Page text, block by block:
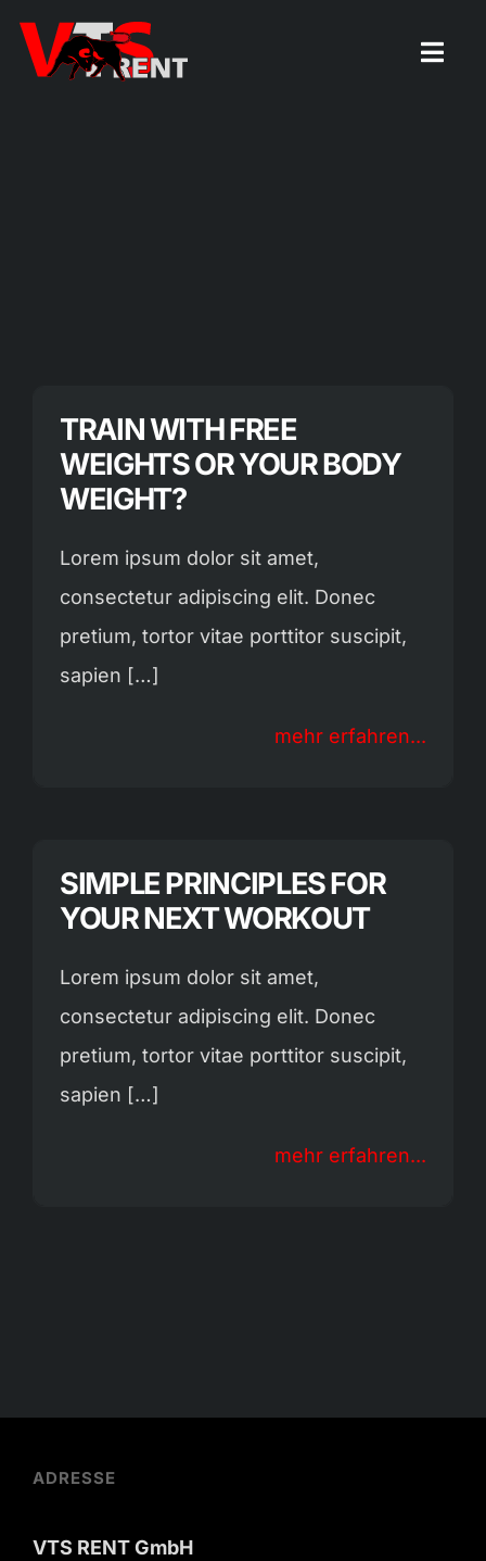
Zum
Inhalt
TRAIN WITH FREE
WEIGHTS OR YOUR BODY
WEIGHT?
Lorem ipsum dolor sit amet,
consectetur adipiscing elit. Donec
pretium, tortor vitae porttitor suscipit,
sapien […]
mehr erfahren...
SIMPLE PRINCIPLES FOR
YOUR NEXT WORKOUT
Lorem ipsum dolor sit amet,
consectetur adipiscing elit. Donec
pretium, tortor vitae porttitor suscipit,
sapien […]
mehr erfahren...
ADRESSE
VTS RENT GmbH